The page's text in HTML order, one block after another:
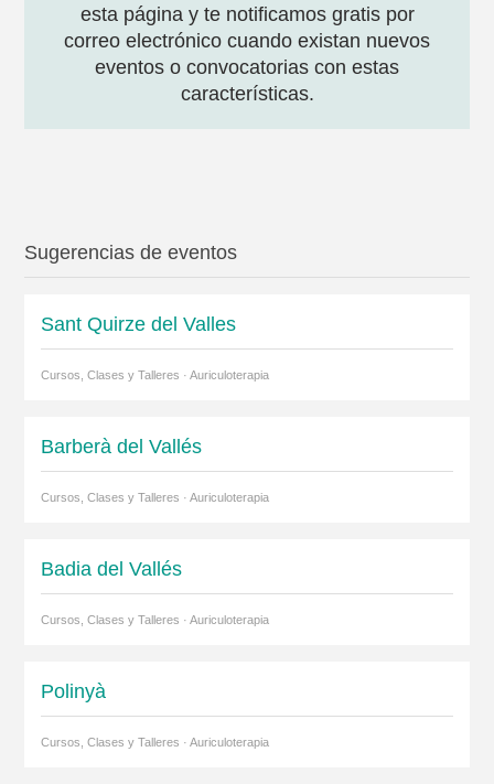
esta página y te notificamos gratis por
correo electrónico cuando existan nuevos
eventos o convocatorias con estas
características.
Sugerencias de eventos
Sant Quirze del Valles
Cursos, Clases y Talleres · Auriculoterapia
Barberà del Vallés
Cursos, Clases y Talleres · Auriculoterapia
Badia del Vallés
Cursos, Clases y Talleres · Auriculoterapia
Polinyà
Cursos, Clases y Talleres · Auriculoterapia